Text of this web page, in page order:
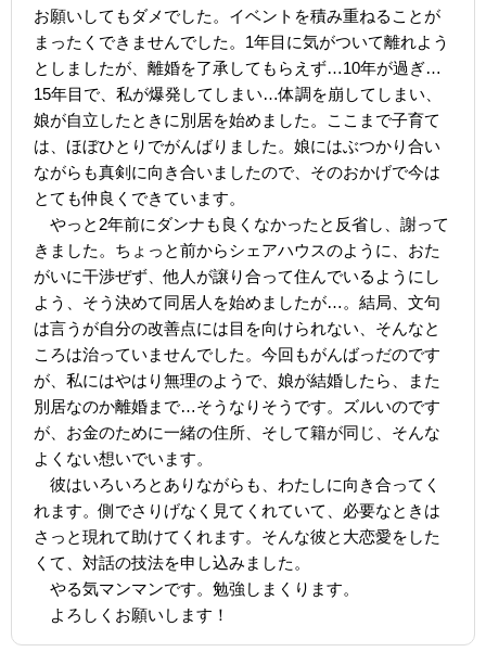
お願いしてもダメでした。イベントを積み重ねることが
まったくできませんでした。1年目に気がついて離れよう
としましたが、離婚を了承してもらえず…10年が過ぎ…
15年目で、私が爆発してしまい…体調を崩してしまい、
娘が自立したときに別居を始めました。ここまで子育て
は、ほぼひとりでがんばりました。娘にはぶつかり合い
ながらも真剣に向き合いましたので、そのおかげで今は
とても仲良くできています。
やっと2年前にダンナも良くなかったと反省し、謝って
きました。ちょっと前からシェアハウスのように、おた
がいに干渉ぜず、他人が譲り合って住んでいるようにし
よう、そう決めて同居人を始めましたが…。結局、文句
は言うが自分の改善点には目を向けられない、そんなと
ころは治っていませんでした。今回もがんばっだのです
が、私にはやはり無理のようで、娘が結婚したら、また
別居なのか離婚まで…そうなりそうです。ズルいのです
が、お金のために一緒の住所、そして籍が同じ、そんな
よくない想いでいます。
彼はいろいろとありながらも、わたしに向き合ってく
れます。側でさりげなく見てくれていて、必要なときは
さっと現れて助けてくれます。そんな彼と大恋愛をした
くて、対話の技法を申し込みました。
やる気マンマンです。勉強しまくります。
よろしくお願いします！